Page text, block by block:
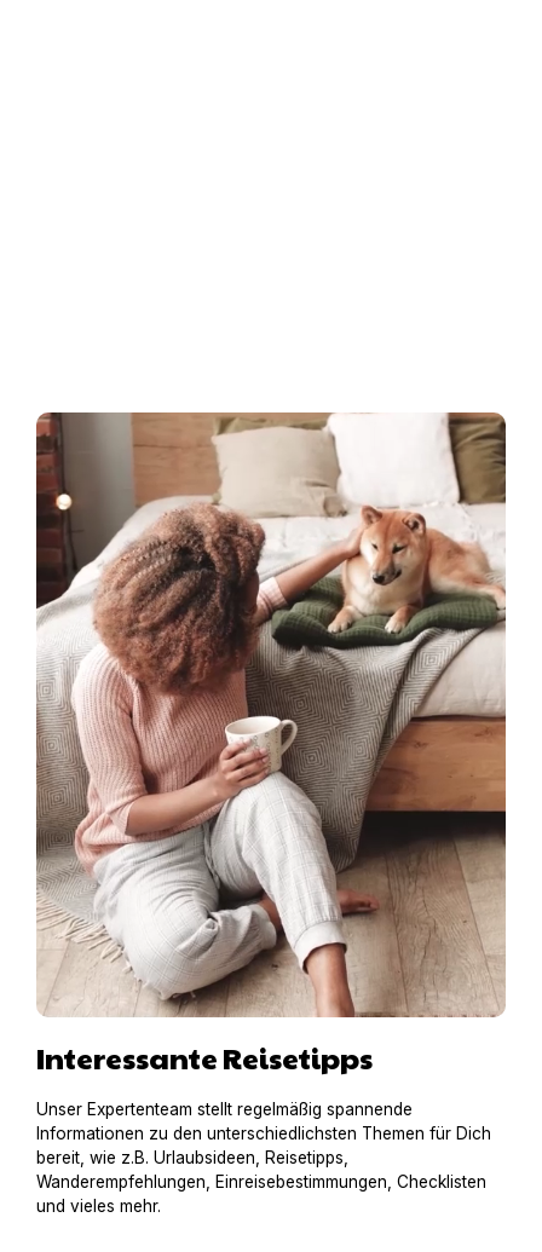
Interessante Reisetipps
Unser Expertenteam stellt regelmäßig spannende
Informationen zu den unterschiedlichsten Themen für Dich
bereit, wie z.B. Urlaubsideen, Reisetipps,
Wanderempfehlungen, Einreisebestimmungen, Checklisten
und vieles mehr.